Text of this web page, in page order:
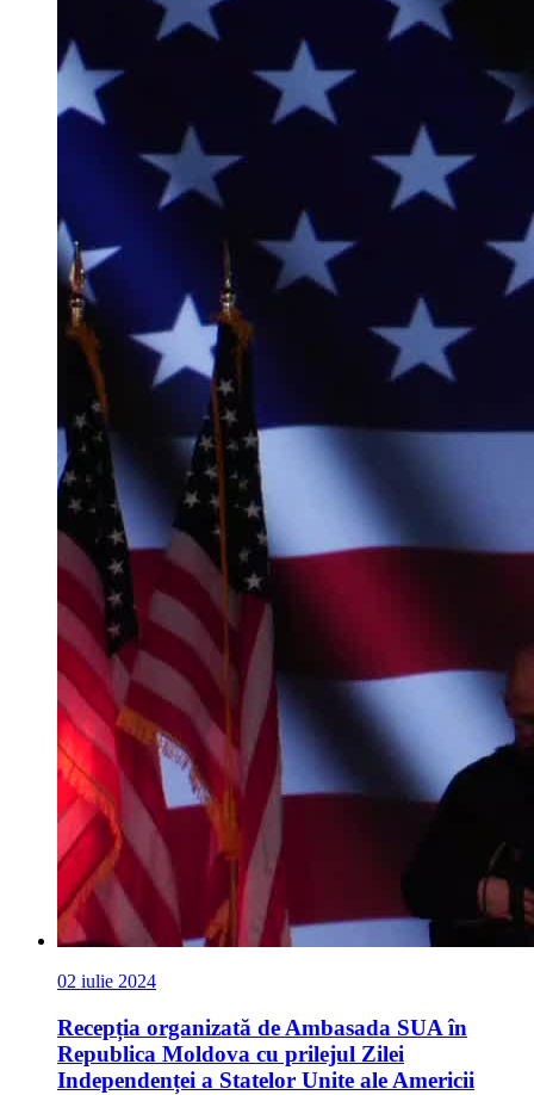
02 iulie 2024
Recepția organizată de Ambasada SUA în
Republica Moldova cu prilejul Zilei
Independenței a Statelor Unite ale Americii